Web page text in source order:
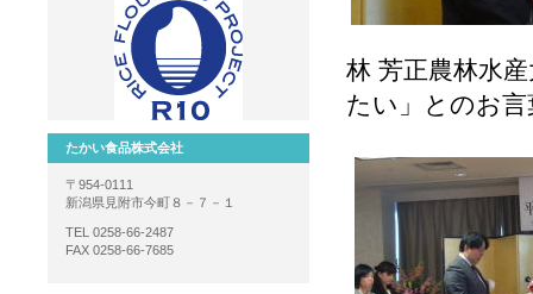
林 芳正農林水
たい」とのお
たかい食品株式会社
〒954-0111
新潟県見附市今町８－７－１
TEL 0258-66-2487
FAX 0258-66-7685